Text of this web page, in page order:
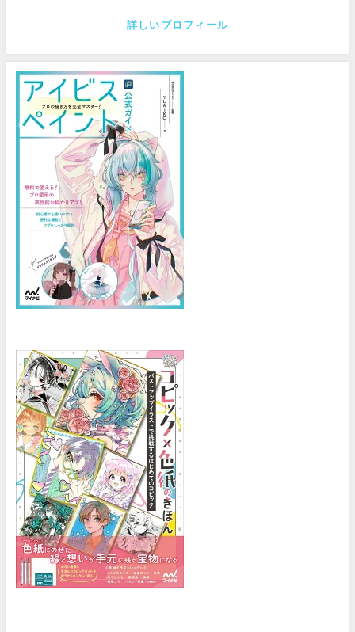
詳しいプロフィール